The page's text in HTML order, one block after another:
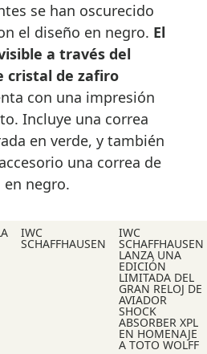
se han oscurecido
el diseño en negro. El
a través del
cristal de zafiro
con una impresión
Incluye una correa
en verde, y también
una correa de
negro.
IWC
SCHAFFHAUSEN
IWC
SCHAFFHAUSEN
LANZA UNA
EDICIÓN
LIMITADA DEL
GRAN RELOJ DE
AVIADOR
SHOCK
ABSORBER XPL
EN HOMENAJE
A TOTO WOLFF